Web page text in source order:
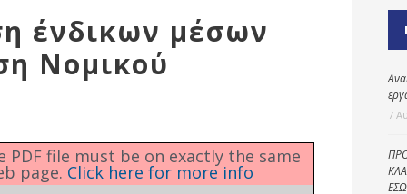
προστασία
ένδικων μέσων
Νομικού
file must be on exactly the same
page. Click here for more info
7